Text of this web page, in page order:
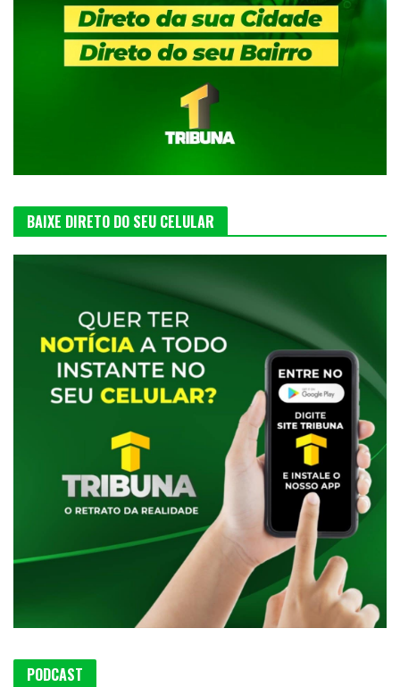
BAIXE DIRETO DO SEU CELULAR
PODCAST